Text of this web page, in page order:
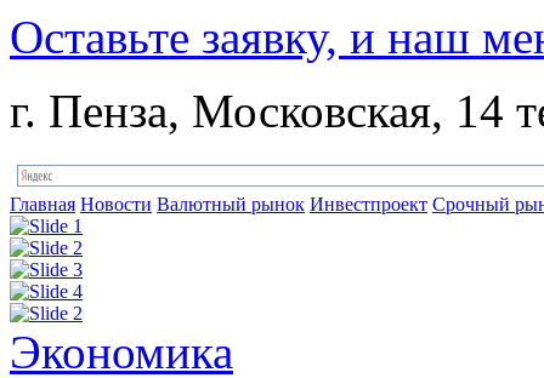
Оставьте заявку, и наш
г. Пенза, Московская, 14
Главная Новости Валютный рынок Инвестпроект Срочный
Экономика